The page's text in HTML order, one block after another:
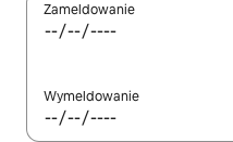
Zameldowanie
Wymeldowanie